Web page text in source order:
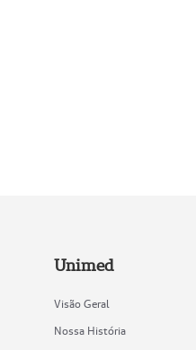
Unimed
Visão Geral
Nossa História